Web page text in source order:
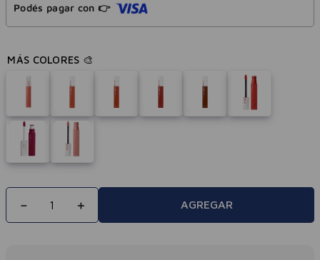
Podés pagar con 👉
＋
－ AGREGAR